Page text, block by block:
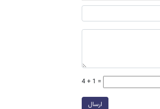
4 + 1 =
ارسال